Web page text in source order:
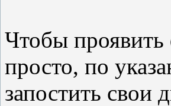
Чтобы проявить
просто, по
запостить свои